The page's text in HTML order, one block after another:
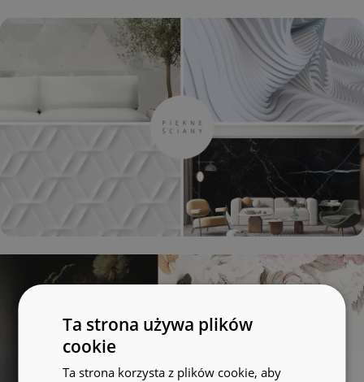
Ta strona używa plików
cookie
Ta strona korzysta z plików cookie, aby